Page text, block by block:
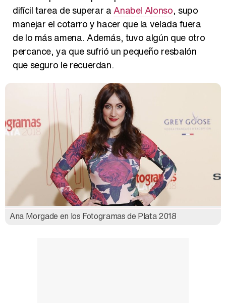
difícil tarea de superar aAnabel Alonso, supo
manejar el cotarro y hacer que la velada fuera
de lo más amena. Además, tuvo algún que otro
percance, ya que sufrió un pequeño resbalón
que seguro le recuerdan.
Ana Morgade en los Fotogramas de Plata 2018